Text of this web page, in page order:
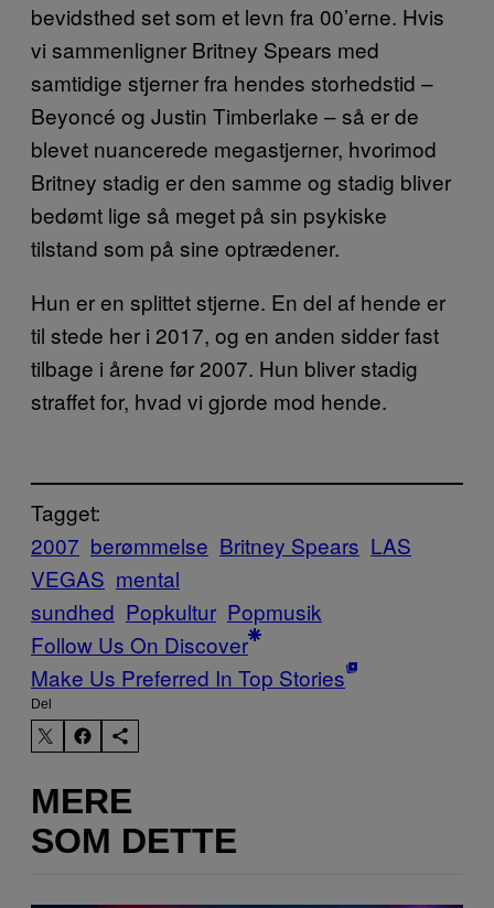
bevidsthed set som et levn fra 00’erne. Hvis
vi sammenligner Britney Spears med
samtidige stjerner fra hendes storhedstid –
Beyoncé og Justin Timberlake – så er de
blevet nuancerede megastjerner, hvorimod
Britney stadig er den samme og stadig bliver
bedømt lige så meget på sin psykiske
tilstand som på sine optrædener.
Hun er en splittet stjerne. En del af hende er
til stede her i 2017, og en anden sidder fast
tilbage i årene før 2007. Hun bliver stadig
straffet for, hvad vi gjorde mod hende.
Tagget:
2007 berømmelse Britney Spears LAS
VEGAS mental
sundhed Popkultur Popmusik
Follow Us On Discover
Make Us Preferred In Top Stories
Del
MERE
SOM DETTE